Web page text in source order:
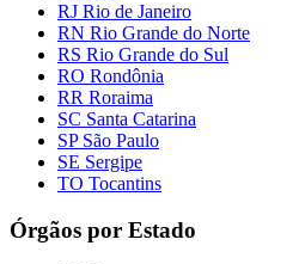
RJ Rio de Janeiro
RN Rio Grande do Norte
RS Rio Grande do Sul
RO Rondônia
RR Roraima
SC Santa Catarina
SP São Paulo
SE Sergipe
TO Tocantins
Órgãos por Estado